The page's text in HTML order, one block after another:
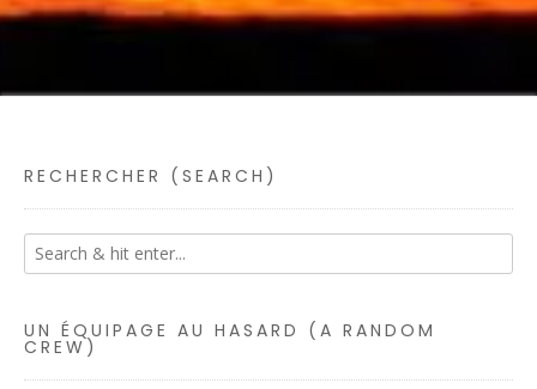
RECHERCHER (SEARCH)
UN ÉQUIPAGE AU HASARD (A RANDOM
CREW)